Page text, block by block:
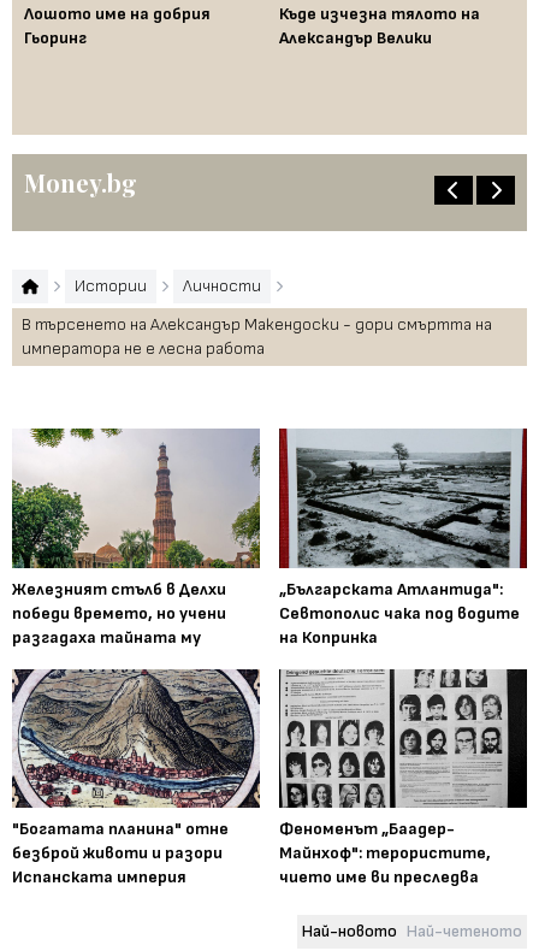
Лошото име на добрия
Гьоринг
Къде изчезна тялото на
Александър Велики
Money.bg
Истории
Личности
В търсенето на Александър Макендоски - дори смъртта на
императора не е лесна работа
Железният стълб в Делхи
победи времето, но учени
разгадаха тайната му
„Българската Атлантида":
Севтополис чака под водите
на Копринка
"Богатата планина" отне
безброй животи и разори
Испанската империя
Феноменът „Баадер-
Майнхоф": терористите,
чието име ви преследва
Най-новото Най-четеното